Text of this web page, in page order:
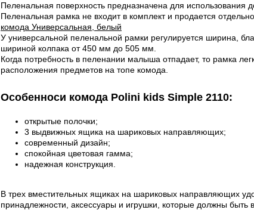
Пеленальная поверхность предназначена для использования
Пеленальная рамка не входит в комплект и продается
комода Универсальная, белый
У универсальной пеленальной рамки регулируется ширина,
шириной колпака от 450 мм до 505 мм.
Когда потребность в пеленании малыша отпадает, то рамка
расположения предметов на топе комода.
Особенноси комода Polini kids Simple 2110:
открытые полочки;
3 выдвижных ящика на шариковых направляющих;
современный дизайн;
спокойная цветовая гамма;
надежная конструкция.
В трех вместительных ящиках на шариковых направляющих
принадлежности, аксессуары и игрушки, которые должны быть